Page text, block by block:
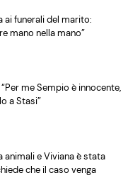
ai funerali del marito:
mano nella mano”
me Sempio è innocente,
a Stasi”
animali e Viviana è stata
che il caso venga